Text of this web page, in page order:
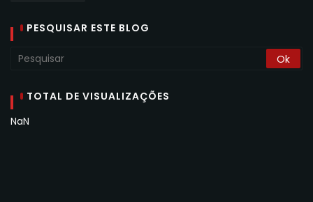
PESQUISAR ESTE BLOG
TOTAL DE VISUALIZAÇÕES
NaN